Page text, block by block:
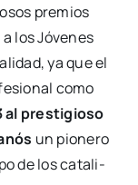
pre­mios
los Jóve­nes
ya que el
como
al pres­ti­gio­so
un pio­ne­ro
de los cata­li­